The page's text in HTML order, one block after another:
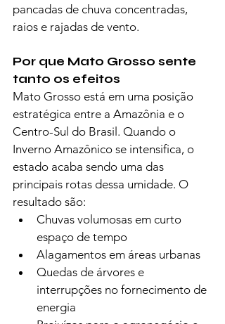
pancadas de chuva concentradas,
raios e rajadas de vento.
Por que Mato Grosso sente
tanto os efeitos
Mato Grosso está em uma posição
estratégica entre a Amazônia e o
Centro-Sul do Brasil. Quando o
Inverno Amazônico se intensifica, o
estado acaba sendo uma das
principais rotas dessa umidade. O
resultado são:
Chuvas volumosas em curto
espaço de tempo
Alagamentos em áreas urbanas
Quedas de árvores e
interrupções no fornecimento de
energia